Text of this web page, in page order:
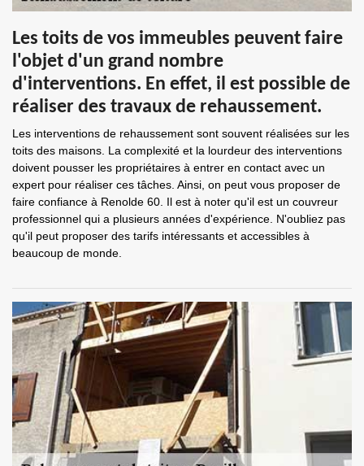
Les toits de vos immeubles peuvent faire
l'objet d'un grand nombre
d'interventions. En effet, il est possible de
réaliser des travaux de rehaussement.
Les interventions de rehaussement sont souvent réalisées sur les
toits des maisons. La complexité et la lourdeur des interventions
doivent pousser les propriétaires à entrer en contact avec un
expert pour réaliser ces tâches. Ainsi, on peut vous proposer de
faire confiance à Renolde 60. Il est à noter qu'il est un couvreur
professionnel qui a plusieurs années d'expérience. N'oubliez pas
qu'il peut proposer des tarifs intéressants et accessibles à
beaucoup de monde.